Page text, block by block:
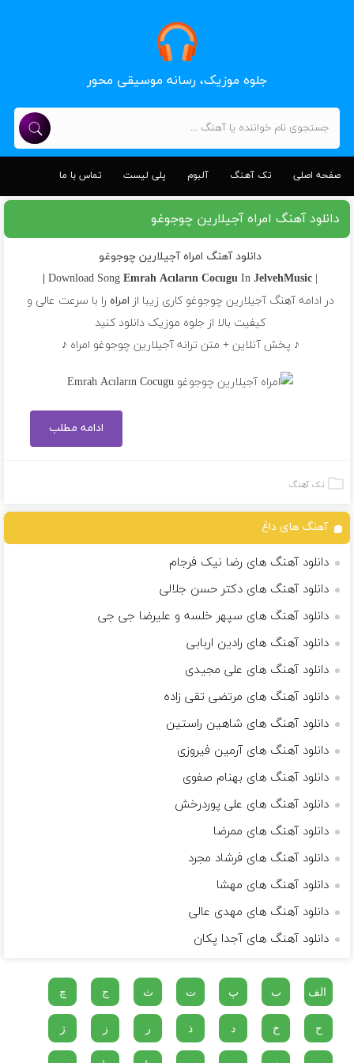
جلوه موزیک، رسانه موسیقی محور
صفحه اصلی تک آهنگ آلبوم پلی لیست تماس با ما
دانلود آهنگ امراه آجیلارین چوجوغو
دانلود آهنگ امراه آجیلارین چوجوغو
| Download Song
Emrah Acıların Cocugu InJelvehMusic |
در ادامه آهنگ آجیلارین چوجوغو کاری زیبا از امراه را با سرعت عالی و
کیفیت بالا از جلوه موزیک دانلود کنید
♪ پخش آنلاین + متن ترانه آجیلارین چوجوغو امراه ♪
ادامه مطلب
تک آهنگ
آهنگ های داغ
دانلود آهنگ های رضا نیک فرجام
دانلود آهنگ های دکتر حسن جلالی
دانلود آهنگ های سپهر خلسه و علیرضا جی جی
دانلود آهنگ های رادین اربابی
دانلود آهنگ های علی مجیدی
دانلود آهنگ های مرتضی تقی زاده
دانلود آهنگ های شاهین راستین
دانلود آهنگ های آرمین فیروزی
دانلود آهنگ های بهنام صفوی
دانلود آهنگ های علی پوردرخش
دانلود آهنگ های ممرضا
دانلود آهنگ های فرشاد مجرد
دانلود آهنگ های مهشا
دانلود آهنگ های مهدی عالی
دانلود آهنگ های آجدا پکان
الف ب پ ت ث ج چ
ح خ د ذ ر ز ژ